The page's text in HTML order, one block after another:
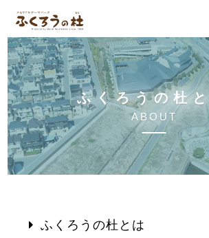
ふくろうの杜と
A B O UT
ふくろうの杜とは